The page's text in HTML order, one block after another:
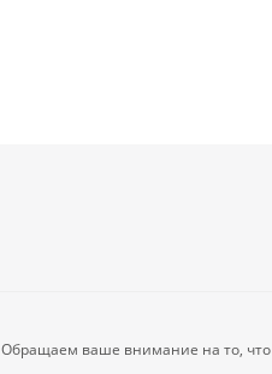
Обращаем ваше внимание на то, что